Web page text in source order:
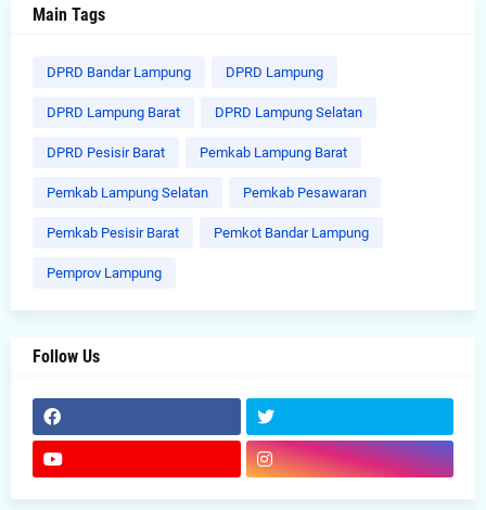
Main Tags
DPRD Bandar Lampung DPRD Lampung
DPRD Lampung Barat DPRD Lampung Selatan
DPRD Pesisir Barat Pemkab Lampung Barat
Pemkab Lampung Selatan Pemkab Pesawaran
Pemkab Pesisir Barat Pemkot Bandar Lampung
Pemprov Lampung
Follow Us